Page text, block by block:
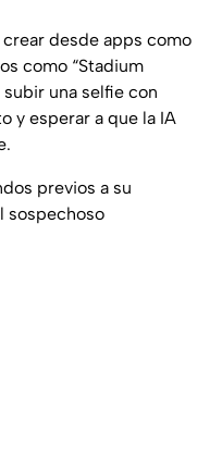
desde apps como
como “Stadium
subir una selfie con
y esperar a que la IA
previos a su
sospechoso